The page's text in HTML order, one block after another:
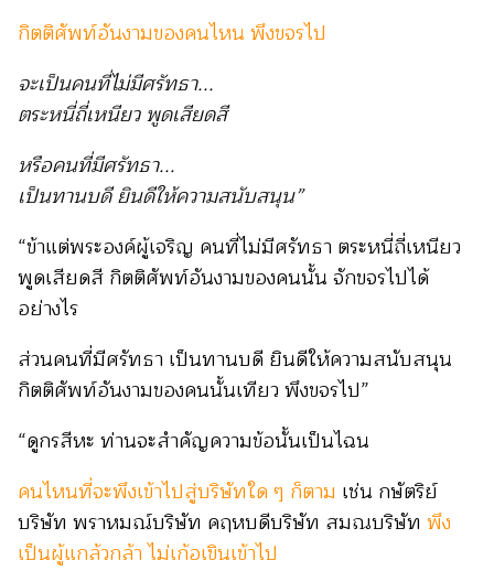
กิตติศัพท์อันงามของคนไหน พึงขจรไป
จะเป็นคนที่ไม่มีศรัทธา...
ตระหนี่ถี่เหนียว พูดเสียดสี
หรือคนที่มีศรัทธา...
เป็นทานบดี ยินดีให้ความสนับสนุน”
“ข้าแต่พระองค์ผู้เจริญ คนที่ไม่มีศรัทธา ตระหนี่ถี่เหนียว
พูดเสียดสี กิตติศัพท์อันงามของคนนั้น จักขจรไปได้
อย่างไร
ส่วนคนที่มีศรัทธา เป็นทานบดี ยินดีให้ความสนับสนุน
กิตติศัพท์อันงามของคนนั้นเทียว พึงขจรไป”
“ดูกรสีหะ ท่านจะสำคัญความข้อนั้นเป็นไฉน
คนไหนที่จะพึงเข้าไปสู่บริษัทใด ๆ ก็ตาม เช่น กษัตริย์
บริษัท พราหมณ์บริษัท คฤหบดีบริษัท สมณบริษัท พึง
เป็นผู้แกล้วกล้า ไม่เก้อเขินเข้าไป